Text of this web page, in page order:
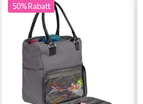
50% Rabatt